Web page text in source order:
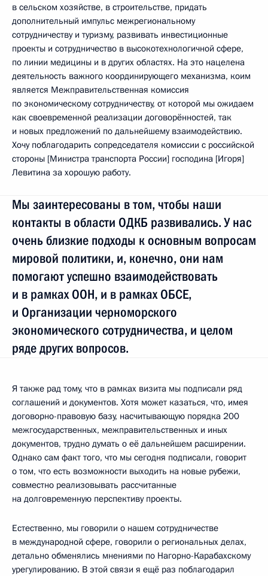
в сельском хозяйстве, в строительстве, придать
дополнительный импульс межрегиональному
сотрудничеству и туризму, развивать инвестиционные
проекты и сотрудничество в высокотехнологичной сфере,
по линии медицины и в других областях. На это нацелена
деятельность важного координирующего механизма, коим
является Межправительственная комиссия
по экономическому сотрудничеству, от которой мы ожидаем
как своевременной реализации договорённостей, так
и новых предложений по дальнейшему взаимодействию.
Хочу поблагодарить сопредседателя комиссии с российской
стороны [Министра транспорта России] господина [Игоря]
Левитина за хорошую работу.
Мы заинтересованы в том, чтобы наши
контакты в области ОДКБ развивались. У нас
очень близкие подходы к основным вопросам
мировой политики, и, конечно, они нам
помогают успешно взаимодействовать
и в рамках ООН, и в рамках ОБСЕ,
и Организации черноморского
экономического сотрудничества, и целом
ряде других вопросов.
Я также рад тому, что в рамках визита мы подписали ряд
соглашений и документов. Хотя может казаться, что, имея
договорно-правовую базу, насчитывающую порядка 200
межгосударственных, межправительственных и иных
документов, трудно думать о её дальнейшем расширении.
Однако сам факт того, что мы сегодня подписали, говорит
о том, что есть возможности выходить на новые рубежи,
совместно реализовывать рассчитанные
на долговременную перспективу проекты.
Естественно, мы говорили о нашем сотрудничестве
в международной сфере, говорили о региональных делах,
детально обменялись мнениями по Нагорно-Карабахскому
урегулированию. В этой связи я ещё раз поблагодарил